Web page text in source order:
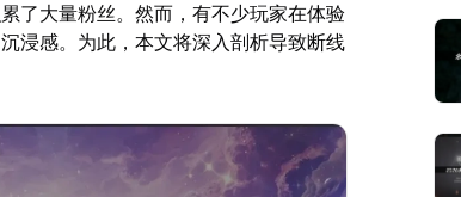
了大量粉丝。然而，有不少玩家在体验
浸感。为此，本文将深入剖析导致断线